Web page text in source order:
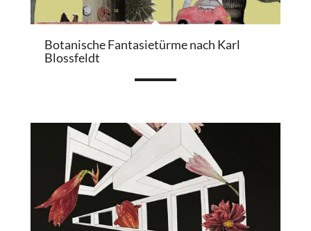
Botanische Fantasietürme nach Karl
Blossfeldt